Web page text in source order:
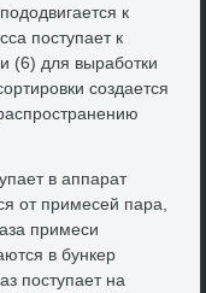
к
поступает к
(6) для выработки
создается
в аппарат
от примесей пара,
примеси
в бункер
поступает на